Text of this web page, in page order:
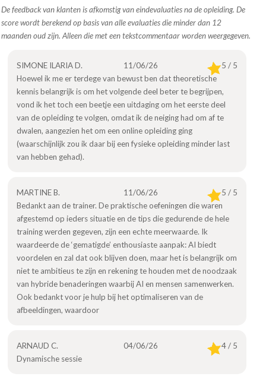
De feedback van klanten is afkomstig van eindevaluaties na de opleiding. De
score wordt berekend op basis van alle evaluaties die minder dan 12
maanden oud zijn. Alleen die met een tekstcommentaar worden weergegeven.
SIMONE ILARIA D. 11/06/26
5 / 5
Hoewel ik me er terdege van bewust ben dat theoretische
kennis belangrijk is om het volgende deel beter te begrijpen,
vond ik het toch een beetje een uitdaging om het eerste deel
van de opleiding te volgen, omdat ik de neiging had om af te
dwalen, aangezien het om een online opleiding ging
(waarschijnlijk zou ik daar bij een fysieke opleiding minder last
van hebben gehad).
MARTINE B. 11/06/26
5 / 5
Bedankt aan de trainer. De praktische oefeningen die waren
afgestemd op ieders situatie en de tips die gedurende de hele
training werden gegeven, zijn een echte meerwaarde. Ik
waardeerde de ‘gematigde’ enthousiaste aanpak: AI biedt
voordelen en zal dat ook blijven doen, maar het is belangrijk om
niet te ambitieus te zijn en rekening te houden met de noodzaak
van hybride benaderingen waarbij AI en mensen samenwerken.
Ook bedankt voor je hulp bij het optimaliseren van de
afbeeldingen, waardoor
ARNAUD C. 04/06/26
4 / 5
Dynamische sessie